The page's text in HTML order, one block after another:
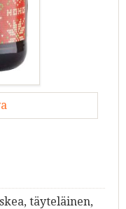
täyteläinen,